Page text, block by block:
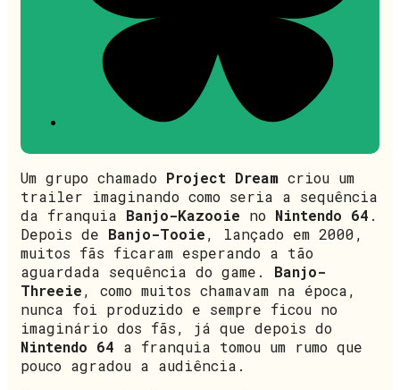
Um grupo chamado Project Dream criou um
trailer imaginando como seria a sequência
da franquia Banjo-Kazooie no Nintendo 64 .
Depois de Banjo-Tooie, lançado em 2000,
muitos fãs ficaram esperando a tão
aguardada sequência do game. Banjo-
Threeie, como muitos chamavam na época,
nunca foi produzido e sempre ficou no
imaginário dos fãs, já que depois do
Nintendo 64 a franquia tomou um rumo que
pouco agradou a audiência.